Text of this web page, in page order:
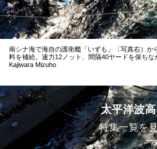
南シナ海で海自の護衛艦「いずも」〔写真右）か
料を補給。速力12ノット、間隔40ヤードを保ち
Kajiwara Mizuho
太平洋波
特集一覧を